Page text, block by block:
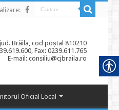
Brăila, cod poștal 810210
Fax: 0239.611.765
E-mail: consiliu@cjbraila.ro
Oficial Local